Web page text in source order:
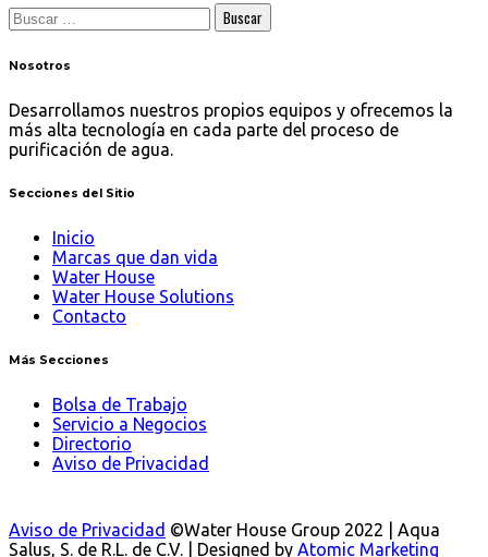
Buscar:
Nosotros
Desarrollamos nuestros propios equipos y ofrecemos la
más alta tecnología en cada parte del proceso de
purificación de agua.
Secciones del Sitio
Inicio
Marcas que dan vida
Water House
Water House Solutions
Contacto
Más Secciones
Bolsa de Trabajo
Servicio a Negocios
Directorio
Aviso de Privacidad
Aviso de Privacidad ©Water House Group 2022 | Aqua
Salus, S. de R.L. de C.V. | Designed by Atomic Marketing